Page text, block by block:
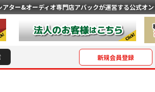
アター&オーディオ専門店アバックが運営する公式オン
新規会員登録